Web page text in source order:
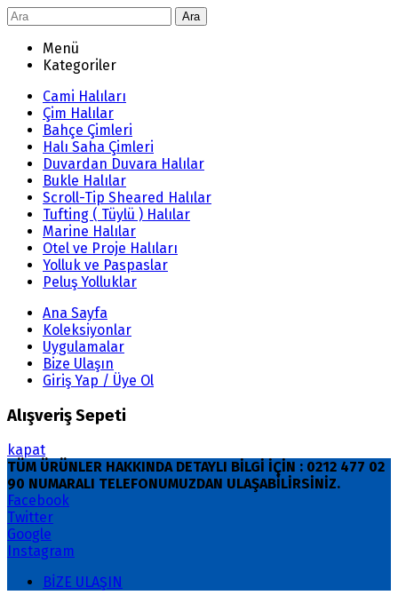
Ara
Menü
Kategoriler
Cami Halıları
Çim Halılar
Bahçe Çimleri
Halı Saha Çimleri
Duvardan Duvara Halılar
Bukle Halılar
Scroll-Tip Sheared Halılar
Tufting ( Tüylü ) Halılar
Marine Halılar
Otel ve Proje Halıları
Yolluk ve Paspaslar
Peluş Yolluklar
Ana Sayfa
Koleksiyonlar
Uygulamalar
Bize Ulaşın
Giriş Yap / Üye Ol
Alışveriş Sepeti
kapat
TÜM ÜRÜNLER HAKKINDA DETAYLI BİLGİ İÇİN : 0212 477 02
90 NUMARALI TELEFONUMUZDAN ULAŞABİLİRSİNİZ.
Facebook
Twitter
Google
Instagram
BİZE ULAŞIN